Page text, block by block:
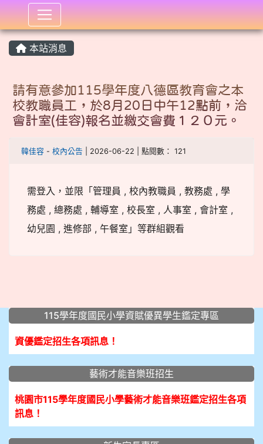
:::
本站消息
請有意參加115學年度八德區教育會之本
校教職員工，於8月20日中午12點前，洽
會計室(佳容)報名並繳交會費１２０元。
韓佳容 - 校內公告 | 2026-06-22 | 點閱數： 121
需登入，並限「管理員 , 校內教職員 , 教務處 , 學
務處 , 總務處 , 輔導室 , 校長室 , 人事室 , 會計室 ,
幼兒園 , 進修部 , 午餐室」等群組觀看
::: 115學年度國民小學資賦優異學生鑑定專區
資優鑑定招生各項訊息！
藝術才能音樂班招生
桃園市115學年度國民小學藝術才能音樂班鑑定招生各項
訊息！